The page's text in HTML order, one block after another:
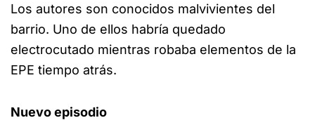
Los autores son conocidos malvivientes del
barrio. Uno de ellos habría quedado
electrocutado mientras robaba elementos de la
EPE tiempo atrás.
Nuevo episodio